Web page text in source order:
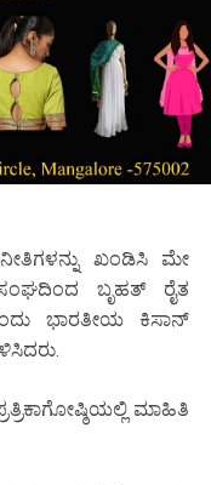
ಖಂಡಿಸಿ ಮೇ
ಬೃಹತ್ ರೈತ
ಭಾರತೀಯ ಕಿಸಾನ್
ಮಾಹಿತಿ